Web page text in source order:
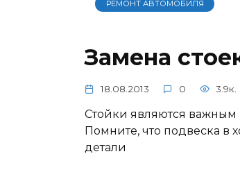
РЕМОНТ АВТОМОБИЛЯ
Замена
18.08.2013 0 3.9к.
Стойки являются
Помните, что подвеска в
детали